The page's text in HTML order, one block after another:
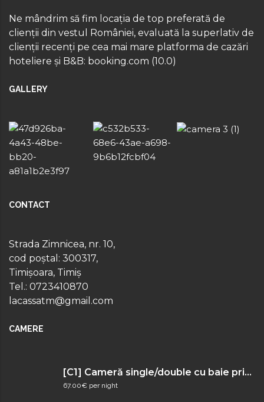
Ne mândrim să fim locația de top preferată de
clienții din vestul României, evaluată la superlativ de
clienții recenți pe cea mai mare platforma de cazări
hoteliere și B&B: booking.com (10.0)
GALLERY
CONTACT
Strada Zimnicea, nr. 10,
cod poștal: 300317,
Timișoara, Timiș
Tel.: 0723410870
lacassatm@gmail.com
CAMERE
[C1] Cameră single/double cu baie privată
67.00€ per night